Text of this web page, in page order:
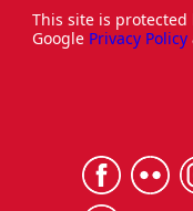
This site is protected
Google Privacy Policy